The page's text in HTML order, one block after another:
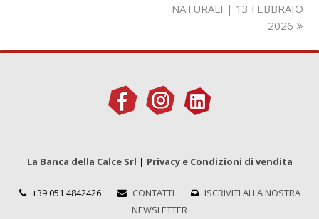
NATURALI | 13 FEBBRAIO
2026
La Banca della Calce Srl | Privacy e Condizioni di vendita
+39 051 4842426 CONTATTI
ISCRIVITI ALLA NOSTRA
NEWSLETTER